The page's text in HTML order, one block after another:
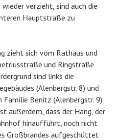
verzieht, sind auch die
Hauptstraße zu
zieht sich vom Rathaus und
und Ringstraße
sind links die
(Alenbergstr. 8) und
Familie Benitz (Alenbergstr. 9)
außerdem, dass der Hang, der
hinaufführt, noch nicht
Großbrandes aufgeschüttet